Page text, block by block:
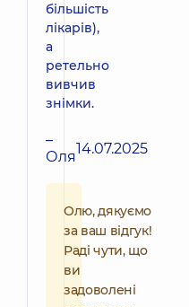
більшість
лікарів),
а
ретельно
вивчив
знімки.
–
Оля14.07.2025
Олю, дякуємо
за ваш відгук!
Раді чути, що
ви
задоволені